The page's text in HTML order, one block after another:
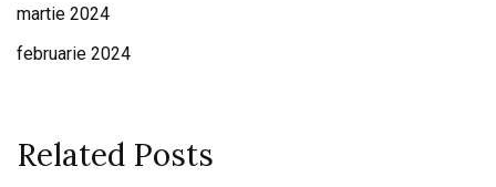
martie 2024
februarie 2024
Related Posts